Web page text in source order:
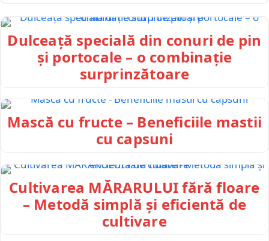
Dulceață specială din conuri de pin
și portocale – o combinație
surprinzătoare
Mască cu fructe – Beneficiile mastii
cu capsuni
Cultivarea MĂRARULUI fără floare
– Metodă simplă și eficientă de
cultivare